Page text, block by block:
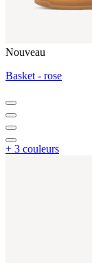
Nouveau
Basket - rose
+ 3 couleurs